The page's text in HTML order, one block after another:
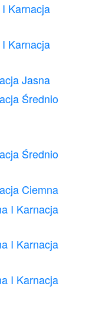
Karnacja
Karnacja
Jasna
Średnio
Średnio
Ciemna
I Karnacja
I Karnacja
I Karnacja